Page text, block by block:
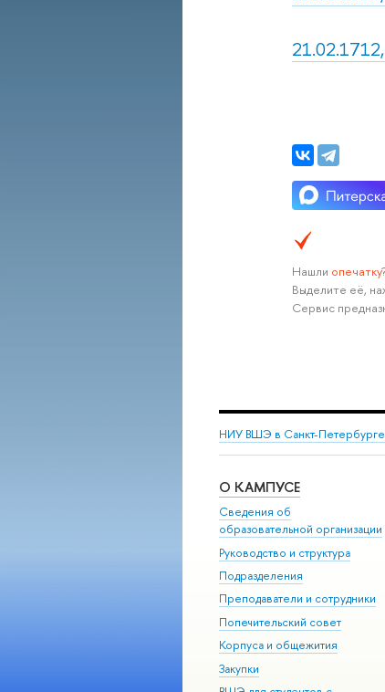
Нашли опечатку
Выделите её,
Сервис
НИУ ВШЭ в Санкт-Петербурге
О КАМПУСЕ
Сведения об
образовательной организации
Руководство и структура
Подразделения
Преподаватели и сотрудники
Попечительский совет
Корпуса и общежития
Закупки